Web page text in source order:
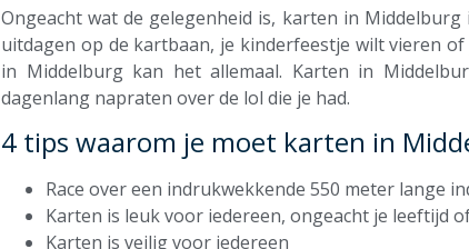
Ongeacht wat de gelegenheid is, karten in
uitdagen op de kartbaan, je kinderfeestje wilt vieren
in Middelburg kan het allemaal. Karten in
dagenlang napraten over de lol die je had.
4 tips waarom je moet karten in
Race over een indrukwekkende 550 meter lange
Karten is leuk voor iedereen, ongeacht je leeftijd
Karten is veilig voor iedereen